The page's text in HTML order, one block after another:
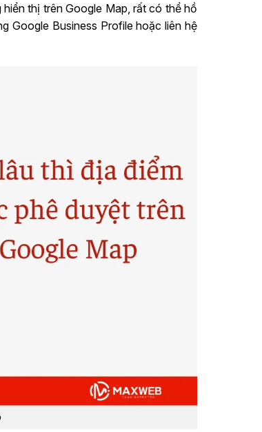
thị trên Google Map, rất có thể hồ
Google Business Profile hoặc liên hệ